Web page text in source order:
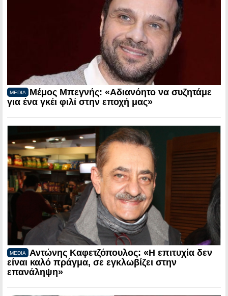
MEDIA
Μέμος Μπεγνής: «Αδιανόητο να συζητάμε
για ένα γκέι φιλί στην εποχή μας»
MEDIA
Αντώνης Καφετζόπουλος: «Η επιτυχία δεν
είναι καλό πράγμα, σε εγκλωβίζει στην
επανάληψη»